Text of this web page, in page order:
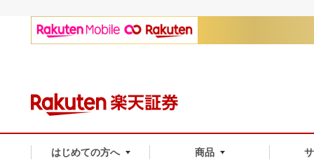
はじめての方へ 商品